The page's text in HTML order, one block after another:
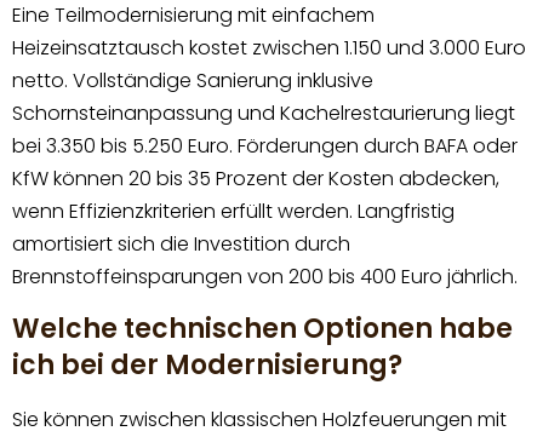
Eine Teilmodernisierung mit einfachem
Heizeinsatztausch kostet zwischen 1.150 und 3.000 Euro
netto. Vollständige Sanierung inklusive
Schornsteinanpassung und Kachelrestaurierung liegt
bei 3.350 bis 5.250 Euro. Förderungen durch BAFA oder
KfW können 20 bis 35 Prozent der Kosten abdecken,
wenn Effizienzkriterien erfüllt werden. Langfristig
amortisiert sich die Investition durch
Brennstoffeinsparungen von 200 bis 400 Euro jährlich.
Welche technischen Optionen habe
ich bei der Modernisierung?
Sie können zwischen klassischen Holzfeuerungen mit